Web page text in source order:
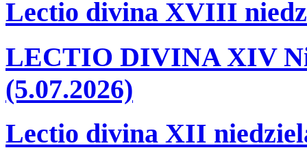
Lectio divina XVIII
LECTIO DIVINA XIV
(5.07.2026)
Lectio divina XII